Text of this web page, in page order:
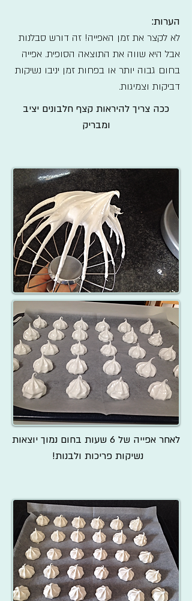
הערות:
לא לקצר את זמן האפייה! זה דורש סבלנות
אבל היא שווה את התוצאה הסופית. אפייה
בחום גבוה יותר או בפחות זמן יניבו נשיקות
דביקות וצמיגות.
ככה צריך להיראות קצף חלבונים יציב
ומבריק
לאחר אפייה של 6 שעות בחום נמוך יוצאות
נשיקות פריכות ולבנות!